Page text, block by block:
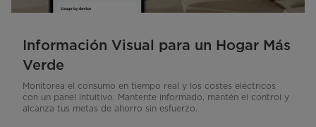
Información Visual para un Hogar Más
Verde
Monitorea el consumo en tiempo real y los costes eléctricos
con un panel intuitivo. Mantente informado, mantén el control y
alcanza tus metas de ahorro sin esfuerzo.